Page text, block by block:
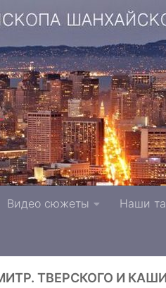
Сан-Францисского г.
Видео сюжеты Наши
ТВЕРСКОГО И